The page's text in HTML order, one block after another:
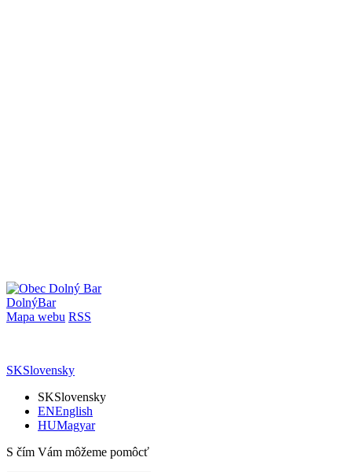
DolnýBar
Mapa webu RSS
SKSlovensky
SKSlovensky
ENEnglish
HUMagyar
S čím Vám môžeme pomôcť